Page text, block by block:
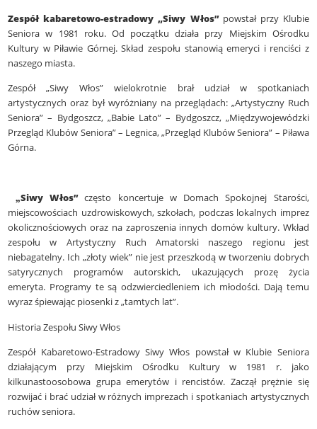
Zespół kabaretowo-estradowy „Siwy Włos”powstał przy Klubie
Seniora w 1981 roku. Od początku działa przy Miejskim Ośrodku
Kultury w Piławie Górnej. Skład zespołu stanowią emeryci i renciści z
naszego miasta.
Zespół „Siwy Włos” wielokrotnie brał udział w spotkaniach
artystycznych oraz był wyróżniany na przeglądach: „Artystyczny Ruch
Seniora” – Bydgoszcz, „Babie Lato” – Bydgoszcz, „Międzywojewódzki
Przegląd Klubów Seniora” – Legnica, „Przegląd Klubów Seniora” – Piława
Górna.
„Siwy Włos”często koncertuje w Domach Spokojnej Starości,
miejscowościach uzdrowiskowych, szkołach, podczas lokalnych imprez
okolicznościowych oraz na zaproszenia innych domów kultury. Wkład
zespołu w Artystyczny Ruch Amatorski naszego regionu jest
niebagatelny. Ich „złoty wiek” nie jest przeszkodą w tworzeniu dobrych
satyrycznych programów autorskich, ukazujących prozę życia
emeryta. Programy te są odzwierciedleniem ich młodości. Dają temu
wyraz śpiewając piosenki z „tamtych lat”.
Historia Zespołu Siwy Włos
Zespół Kabaretowo-Estradowy Siwy Włos powstał w Klubie Seniora
działającym przy Miejskim Ośrodku Kultury w 1981 r. jako
kilkunastoosobowa grupa emerytów i rencistów. Zaczął prężnie się
rozwijać i brać udział w różnych imprezach i spotkaniach artystycznych
ruchów seniora.